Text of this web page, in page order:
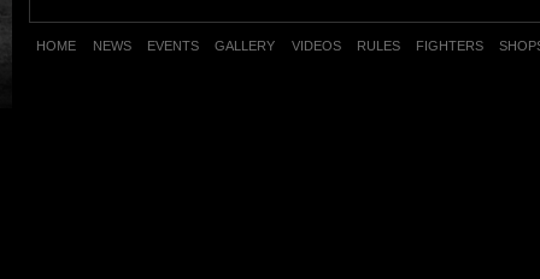
HOME NEWS EVENTS GALLERY VIDEOS RULES FIGHTERS